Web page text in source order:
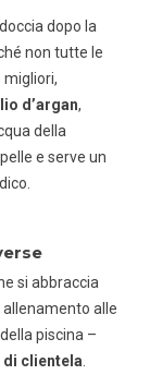
dopo la
non tutte le
d’argan,
della
e serve un
si abbraccia
allenamento alle
piscina –
clientela.